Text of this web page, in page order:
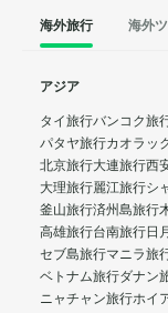
海外旅行 海外
アジア
タイ旅行バンコク旅
パタヤ旅行カオラッ
北京旅行大連旅行西
大理旅行麗江旅行シ
釜山旅行済州島旅行
高雄旅行台南旅行日
セブ島旅行マニラ旅
ベトナム旅行ダナン
ニャチャン旅行ホイ